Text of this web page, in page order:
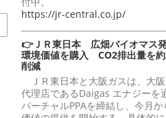
https://jr-central.co.jp/
👉ＪＲ東日本 広畑バイオマス
環境価値を購入 CO2排出量を
削減
ＪＲ東日本と大阪ガスは、大
代理店であるDaigas エナジーを
バーチャルPPAを締結し、今月